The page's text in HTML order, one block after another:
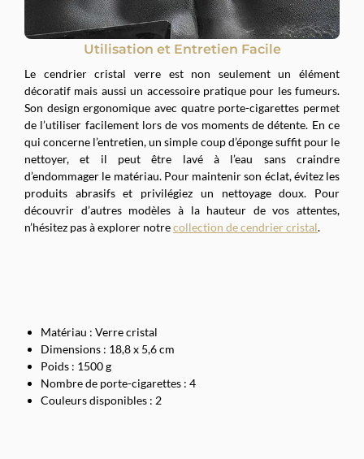
Utilisation et Entretien Facile
Le cendrier cristal verre est non seulement un élément
décoratif mais aussi un accessoire pratique pour les fumeurs.
Son design ergonomique avec quatre porte-cigarettes permet
de l’utiliser facilement lors de vos moments de détente. En ce
qui concerne l’entretien, un simple coup d’éponge suffit pour le
nettoyer, et il peut être lavé à l’eau sans craindre
d’endommager le matériau. Pour maintenir son éclat, évitez les
produits abrasifs et privilégiez un nettoyage doux. Pour
découvrir d’autres modèles à la hauteur de vos attentes,
n’hésitez pas à explorer notrecollection de cendrier cristal.
Matériau : Verre cristal
Dimensions : 18,8 x 5,6 cm
Poids : 1500 g
Nombre de porte-cigarettes : 4
Couleurs disponibles : 2